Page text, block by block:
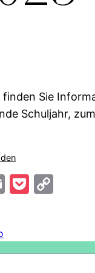
Sie
Schuljahr,
EmailPocket